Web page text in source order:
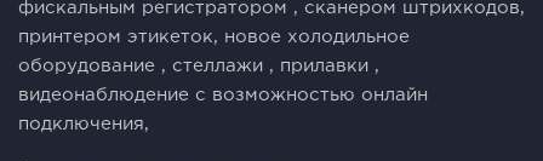
фискальным регистратором , сканером штрихкодов,
принтером этикеток, новое холодильное
оборудование , стеллажи , прилавки ,
видеонаблюдение с возможностью онлайн
подключения,